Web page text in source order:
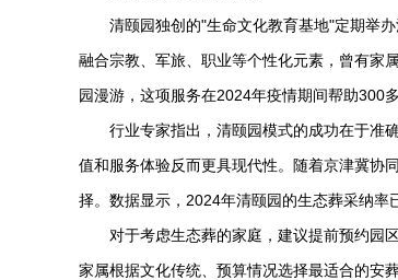
清颐园独创的"生命文化教育基地"定期举
融合宗教、军旅、职业等个性化元素，曾有家
园漫游，这项服务在2024年疫情期间帮助300
行业专家指出，清颐园模式的成功在于准
值和服务体验反而更具现代性。随着京津冀协
择。数据显示，2024年清颐园的生态葬采纳率
对于考虑生态葬的家庭，建议提前预约园
家属根据文化传统、预算情况选择最适合的安